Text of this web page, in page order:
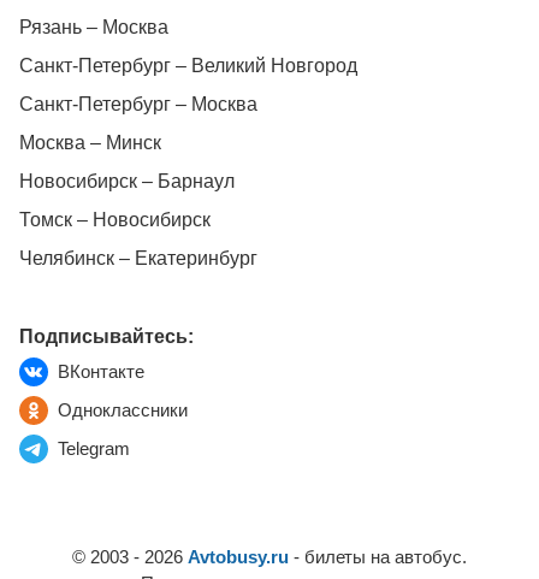
Рязань – Москва
Санкт-Петербург – Великий Новгород
Санкт-Петербург – Москва
Москва – Минск
Новосибирск – Барнаул
Томск – Новосибирск
Челябинск – Екатеринбург
Подписывайтесь:
ВКонтакте
Одноклассники
Telegram
© 2003 - 2026 Avtobusy.ru - билеты на автобус.